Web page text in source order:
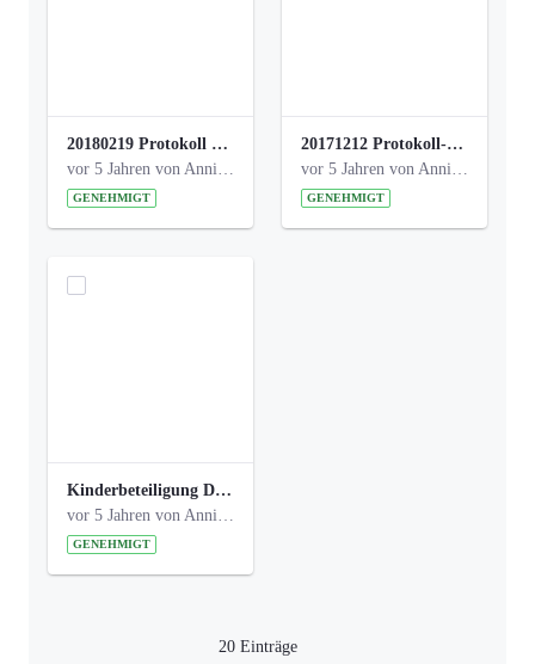
20180219 Protokoll der Projektgruppe Olgaele2012.pdf
vor 5 Jahren von Anni Schlumberger
GENEHMIGT
20171212 Protokoll-Klettergerüst-3b-neu-.pdf
vor 5 Jahren von Anni Schlumberger
GENEHMIGT
Kinderbeteiligung Dez. 17 _Abstimmung Klettergerüst.pdf
vor 5 Jahren von Anni Schlumberger
GENEHMIGT
20 Einträge
Pro Seite